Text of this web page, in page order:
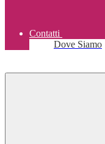
Contatti
Dove Siamo